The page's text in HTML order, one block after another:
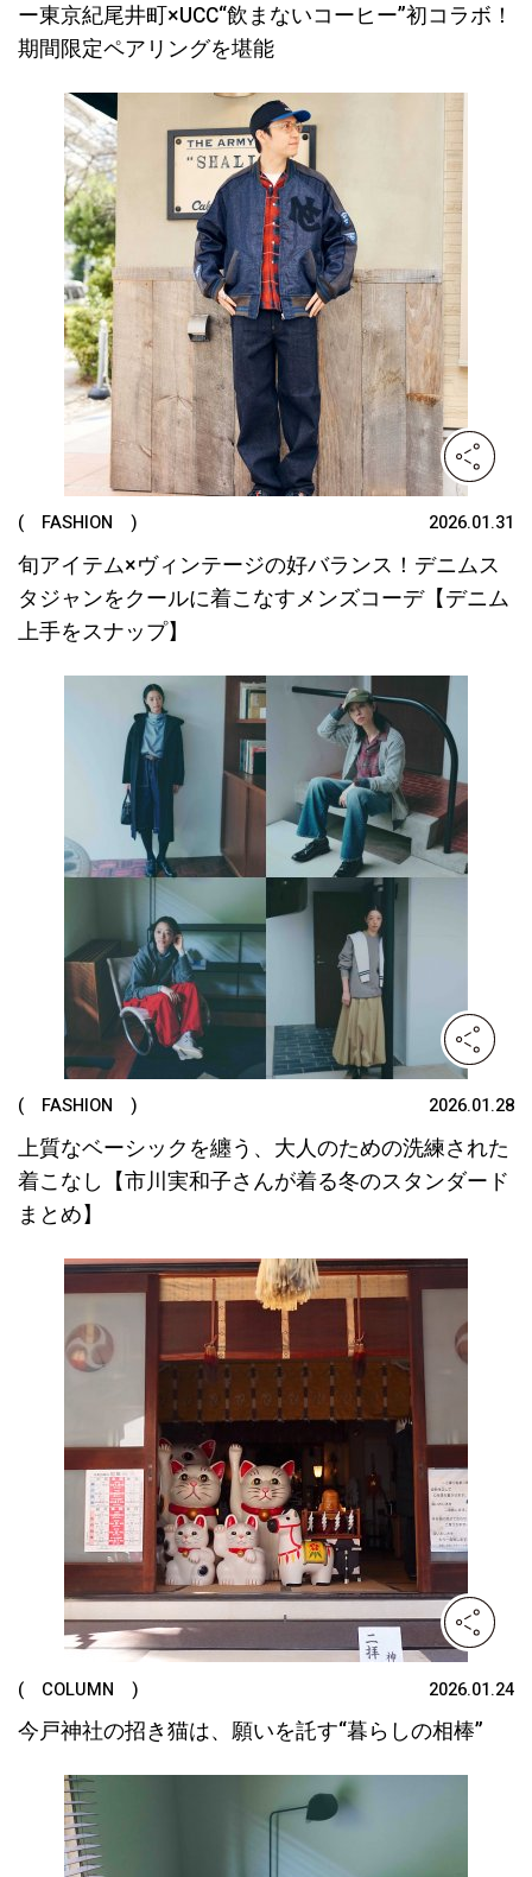
ー東京紀尾井町×UCC“飲まないコーヒー”初コラボ！
期間限定ペアリングを堪能
( FASHION ) 2026.01.31
旬アイテム×ヴィンテージの好バランス！デニムス
タジャンをクールに着こなすメンズコーデ【デニム
上手をスナップ】
( FASHION ) 2026.01.28
上質なベーシックを纏う、大人のための洗練された
着こなし【市川実和子さんが着る冬のスタンダード
まとめ】
( COLUMN ) 2026.01.24
今戸神社の招き猫は、願いを託す“暮らしの相棒”